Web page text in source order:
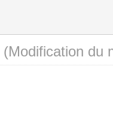
(Modification du